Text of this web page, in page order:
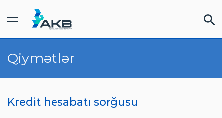
FƏRDI / BIZNES
XIDMƏTLƏR
Qiymətlər
Kredit hesabatı sorğusu